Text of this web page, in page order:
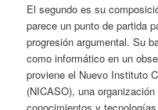
El segundo es su
parece un punto de partida
progresión argumental. Su
como informático en un
proviene el Nuevo Instituto
(NICASO), una